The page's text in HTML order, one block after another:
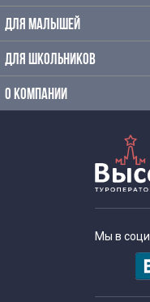
ДЛЯ МАЛЫШЕЙ
ДЛЯ ШКОЛЬНИКОВ
О КОМПАНИИ
Мы в